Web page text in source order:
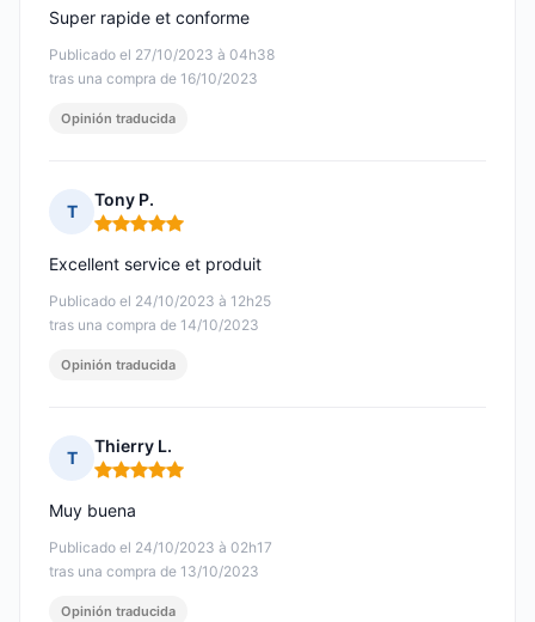
Publicado el 27/10/2023 à 04h38
tras una compra de 16/10/2023
Super rapide et conforme
Opinión traducida
T
Tony P.
Nota: 5 de 5
Publicado el 24/10/2023 à 12h25
tras una compra de 14/10/2023
Excellent service et produit
Opinión traducida
T
Thierry L.
Nota: 5 de 5
Publicado el 24/10/2023 à 02h17
tras una compra de 13/10/2023
Muy buena
Opinión traducida